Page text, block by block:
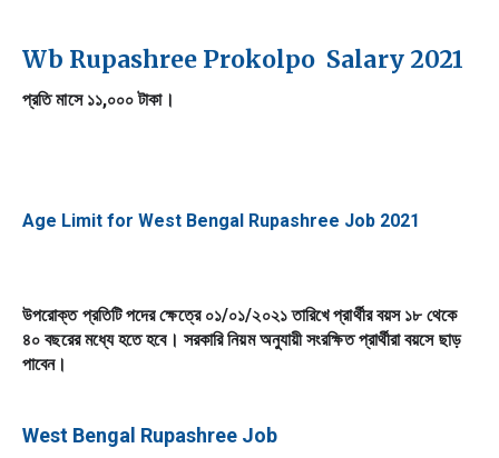
Wb Rupashree Prokolpo Salary 2021
প্রতি মাসে ১১,০০০ টাকা।
Age Limit for West Bengal Rupashree Job 2021
উপরোক্ত প্রতিটি পদের ক্ষেত্রে ০১/০১/২০২১ তারিখে প্রার্থীর বয়স ১৮ থেকে
৪০ বছরের মধ্যে হতে হবে। সরকারি নিয়ম অনুযায়ী সংরক্ষিত প্রার্থীরা বয়সে ছাড়
পাবেন।
West Bengal Rupashree Job